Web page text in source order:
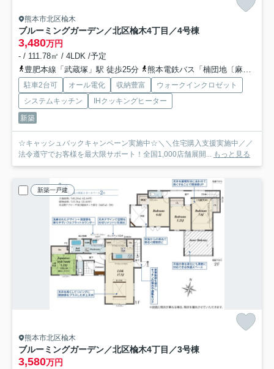
熊本市北区楡木
ブルーミングガーデン／北区楡木4丁目／4号棟
3,480万円
- / 111.78㎡ / 4LDK /予定
豊肥本線「武蔵塚」駅 徒歩25分
熊本電鉄バス「楠団地〔麻生田小経由〕」バス停下車 徒歩9分
駐車2台可 オール電化 収納豊富
ウォークインクロゼット
システムキッチン
IHクッキングヒーター
新築
☆キャッシュバックキャンペーン実施中☆＼＼住宅購入支援実施中／／
法令遵守でお客様を最大限サポート！全国1,000店舗展開... もっと見る
新築一戸建
熊本市北区楡木
ブルーミングガーデン／北区楡木4丁目／3号棟
3,580万円